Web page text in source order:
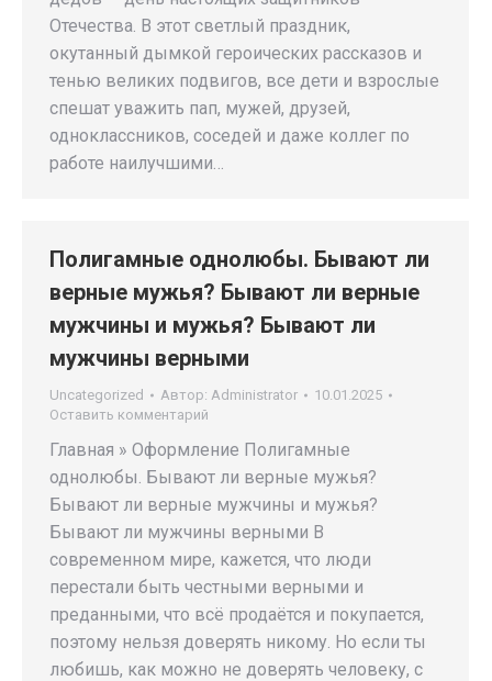
Отечества. В этот светлый праздник,
окутанный дымкой героических рассказов и
тенью великих подвигов, все дети и взрослые
спешат уважить пап, мужей, друзей,
одноклассников, соседей и даже коллег по
работе наилучшими…
Полигамные однолюбы. Бывают ли
верные мужья? Бывают ли верные
мужчины и мужья? Бывают ли
мужчины верными
Uncategorized Автор: Administrator
10.01.2025
Оставить комментарий
Главная » Оформление Полигамные
однолюбы. Бывают ли верные мужья?
Бывают ли верные мужчины и мужья?
Бывают ли мужчины верными В
современном мире, кажется, что люди
перестали быть честными верными и
преданными, что всё продаётся и покупается,
поэтому нельзя доверять никому. Но если ты
любишь, как можно не доверять человеку, с